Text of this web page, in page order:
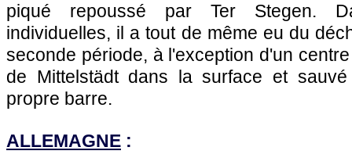
piqué repoussé par Ter Stegen.
individuelles, il a tout de même eu du
seconde période, à l'exception d'un
de Mittelstädt dans la surface et
propre barre.
ALLEMAGNE :